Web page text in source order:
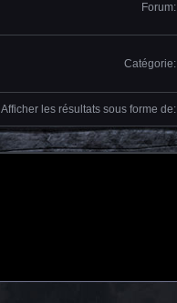
Forum:
Catégorie:
Afficher les résultats sous forme de: